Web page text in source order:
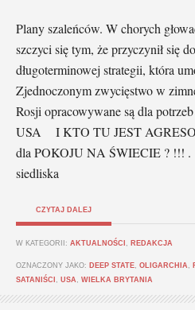
Plany szaleńców. W chorych
szczyci się tym, że przyczynił się
długoterminowej strategii, która
Zjednoczonym zwycięstwo w
Rosji opracowywane są dla
USA I KTO TU JEST
dla POKOJU NA ŚWIECIE ? !!! .
siedliska
CZYTAJ DALEJ
W KATEGORII: AKTUALNOŚCI REDAKCJA
OZNACZONY JAKO: DEEP STATE OLIGARCHIA
SATANIŚCI
USA WIELKA BRYTANIA